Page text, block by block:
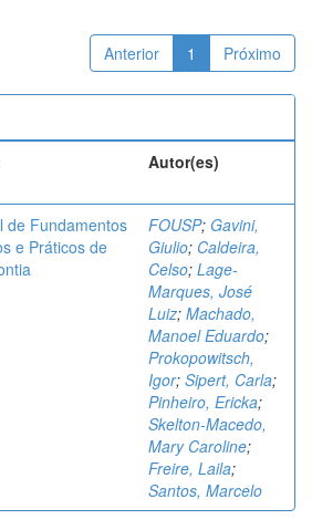
Anterior 1 Próximo
Autor(es)
de Fundamentos
e Práticos de
FOUSP; Gavini,
Giulio; Caldeira,
Celso; Lage-
Marques, José
Luiz; Machado,
Manoel Eduardo;
Prokopowitsch,
Igor; Sipert, Carla;
Pinheiro, Ericka;
Skelton-Macedo,
Mary Caroline;
Freire, Laila;
Santos, Marcelo